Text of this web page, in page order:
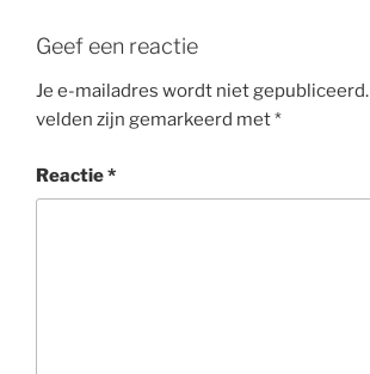
Geef een reactie
Je e-mailadres wordt niet gepubliceerd.
velden zijn gemarkeerd met*
Reactie*